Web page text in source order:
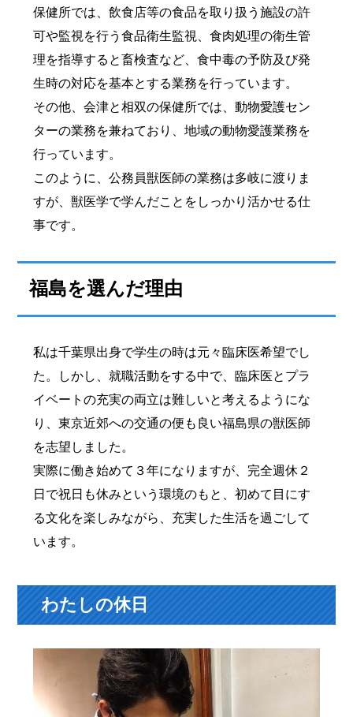
保健所では、飲食店等の食品を取り扱う施設の許
可や監視を行う食品衛生監視、食肉処理の衛生管
理を指導すると畜検査など、食中毒の予防及び発
生時の対応を基本とする業務を行っています。
その他、会津と相双の保健所では、動物愛護セン
ターの業務を兼ねており、地域の動物愛護業務を
行っています。
このように、公務員獣医師の業務は多岐に渡りま
すが、獣医学で学んだことをしっかり活かせる仕
事です。
福島を選んだ理由
私は千葉県出身で学生の時は元々臨床医希望でし
た。しかし、就職活動をする中で、臨床医とプラ
イベートの充実の両立は難しいと考えるようにな
り、東京近郊への交通の便も良い福島県の獣医師
を志望しました。
実際に働き始めて３年になりますが、完全週休２
日で祝日も休みという環境のもと、初めて目にす
る文化を楽しみながら、充実した生活を過ごして
います。
わたしの休日